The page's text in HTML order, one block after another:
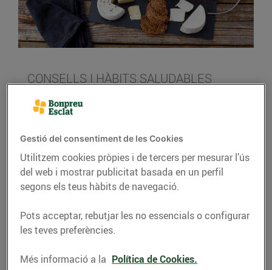
CONSELLS I HÀBITS SALUDABLES
“Un maridatge és pura
dins de la boca”
28/d’octubre/2015
REVI
Gestió del consentiment de les Cookies
Utilitzem cookies pròpies i de tercers per mesurar l’ús
del web i mostrar publicitat basada en un perfil
segons els teus hàbits de navegació.
Pots acceptar, rebutjar les no essencials o configurar
les teves preferències.
Més informació a la Política de Cookies.